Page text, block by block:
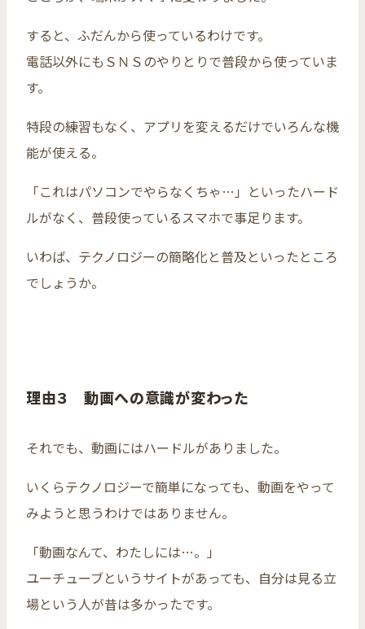
すると、ふだんから使っているわけです。
電話以外にもＳＮＳのやりとりで普段から使っていま
す。
特段の練習もなく、アプリを変えるだけでいろんな機
能が使える。
「これはパソコンでやらなくちゃ…」といったハード
ルがなく、普段使っているスマホで事足ります。
いわば、テクノロジーの簡略化と普及といったところ
でしょうか。
理由３ 動画への意識が変わった
それでも、動画にはハードルがありました。
いくらテクノロジーで簡単になっても、動画をやって
みようと思うわけではありません。
「動画なんて、わたしには…。」
ユーチューブというサイトがあっても、自分は見る立
場という人が昔は多かったです。